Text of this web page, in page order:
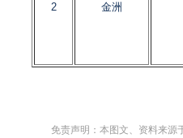
2 金洲
免责声明：本图文、资料来源